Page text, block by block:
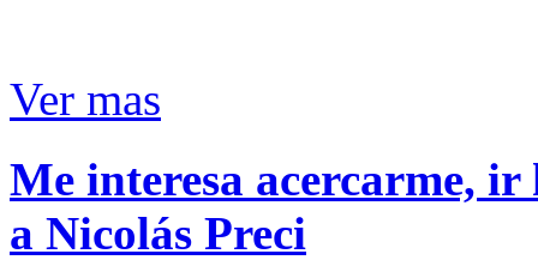
Ver mas
Me interesa acercarme,
a Nicolás Preci